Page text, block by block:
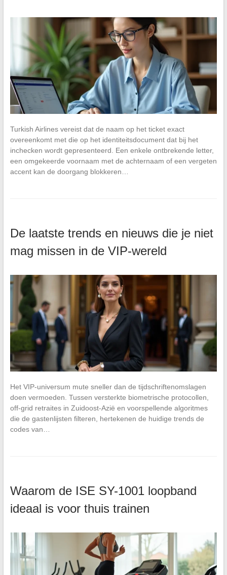
Turkish Airlines vereist dat de naam op het ticket exact
overeenkomt met die op het identiteitsdocument dat bij het
inchecken wordt gepresenteerd. Een enkele ontbrekende letter,
een omgekeerde voornaam met de achternaam of een vergeten
accent kan de doorgang blokkeren…
De laatste trends en nieuws die je niet
mag missen in de VIP-wereld
Het VIP-universum mute sneller dan de tijdschriftenomslagen
doen vermoeden. Tussen versterkte biometrische protocollen,
off-grid retraites in Zuidoost-Azië en voorspellende algoritmes
die de gastenlijsten filteren, hertekenen de huidige trends de
codes van…
Waarom de ISE SY-1001 loopband
ideaal is voor thuis trainen